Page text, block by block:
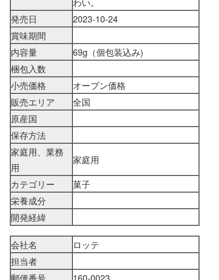
発売日
2023-10-24
賞味期間
内容量
69g（個包装込み)
梱包入数
小売価格
オープン価格
販売エリア
全国
原産国
保存方法
家庭用、業務
用
家庭用
カテゴリー
菓子
栄養成分
開発経緯
会社名
ロッテ
担当者